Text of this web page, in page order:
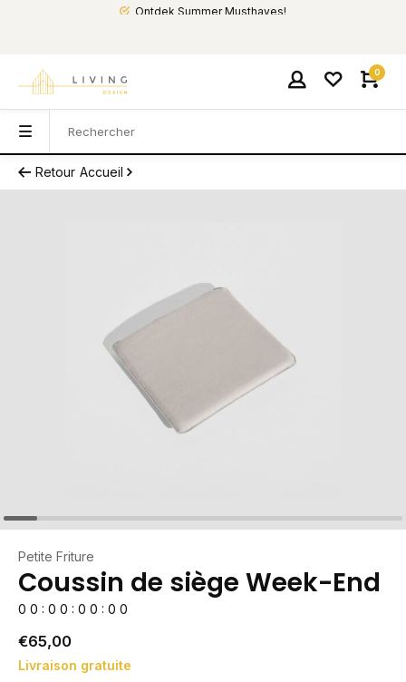
Ontdek Summer Musthaves!
0
Retour Accueil
Petite Friture
Coussin de siège Week-End
0 0 : 0 0 : 0 0 : 0 0
€65,00
Livraison gratuite